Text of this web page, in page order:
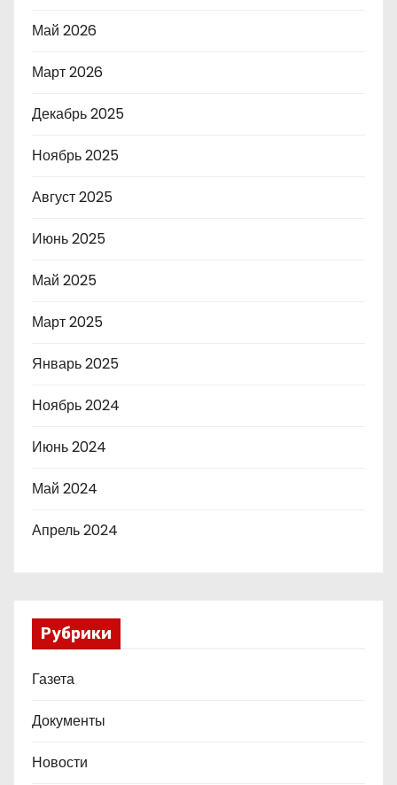
Май 2026
Март 2026
Декабрь 2025
Ноябрь 2025
Август 2025
Июнь 2025
Май 2025
Март 2025
Январь 2025
Ноябрь 2024
Июнь 2024
Май 2024
Апрель 2024
Рубрики
Газета
Документы
Новости